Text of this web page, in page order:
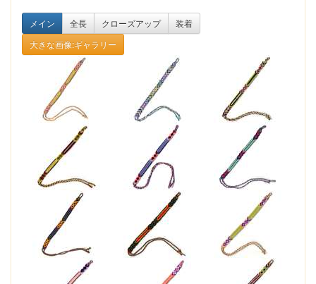
メイン 全長 クローズアップ
装着
大きな画像:ギャラリー